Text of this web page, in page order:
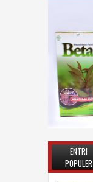
ENTRI
POPULER